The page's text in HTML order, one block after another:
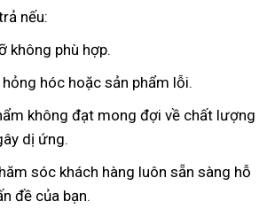
nếu:
không phù hợp.
hỏng hóc hoặc sản phẩm lỗi.
không đạt mong đợi về chất lượng
dị ứng.
sóc khách hàng luôn sẵn sàng hỗ
đề của bạn.